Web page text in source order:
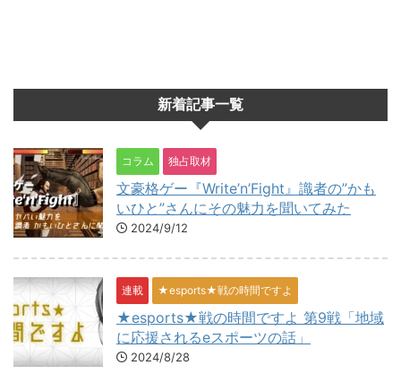
新着記事一覧
コラム 独占取材
文豪格ゲー『Write’n’Fight』識者の”かも
いひと”さんにその魅力を聞いてみた
2024/9/12
連載 ★esports★戦の時間ですよ
★esports★戦の時間ですよ 第9戦「地域
に応援されるeスポーツの話」
2024/8/28